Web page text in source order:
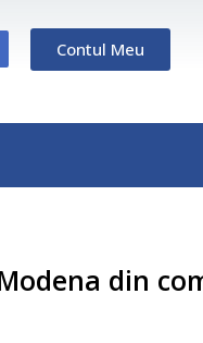
Contul Meu
din